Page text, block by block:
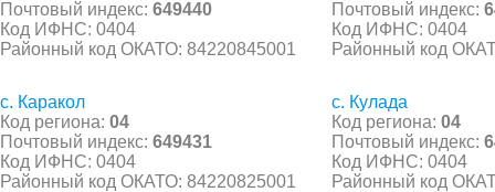
Почтовый индекс: 649440
Код ИФНС: 0404
Районный код ОКАТО: 84220845001
Почтовый индекс:
Код ИФНС: 0404
Районный код
с. Каракол
Код региона: 04
Почтовый индекс: 649431
Код ИФНС: 0404
Районный код ОКАТО: 84220825001
с. Кулада
Код региона: 04
Почтовый индекс:
Код ИФНС: 0404
Районный код